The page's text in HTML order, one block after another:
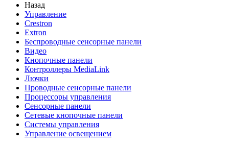
Назад
Управление
Crestron
Extron
Беспроводные сенсорные панели
Видео
Кнопочные панели
Контроллеры MediaLink
Лючки
Проводные сенсорные панели
Процессоры управления
Сенсорные панели
Сетевые кнопочные панели
Системы управления
Управление освещением